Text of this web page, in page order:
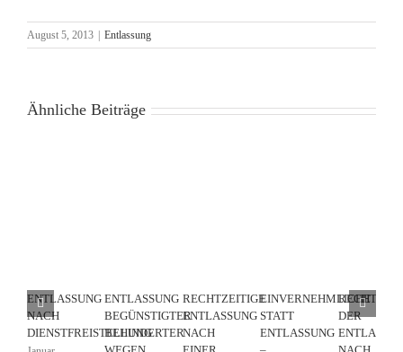
August 5, 2013 Entlassung
Ähnliche Beiträge
ENTLASSUNG
NACH
DIENSTFREISTELLUNG
ENTLASSUNG
BEGÜNSTIGTER
BEHINDERTER
RECHTZEITIGE
ENTLASSUNG
NACH
EINVERNEHMLICHE
STATT
ENTLASSUNG
DER